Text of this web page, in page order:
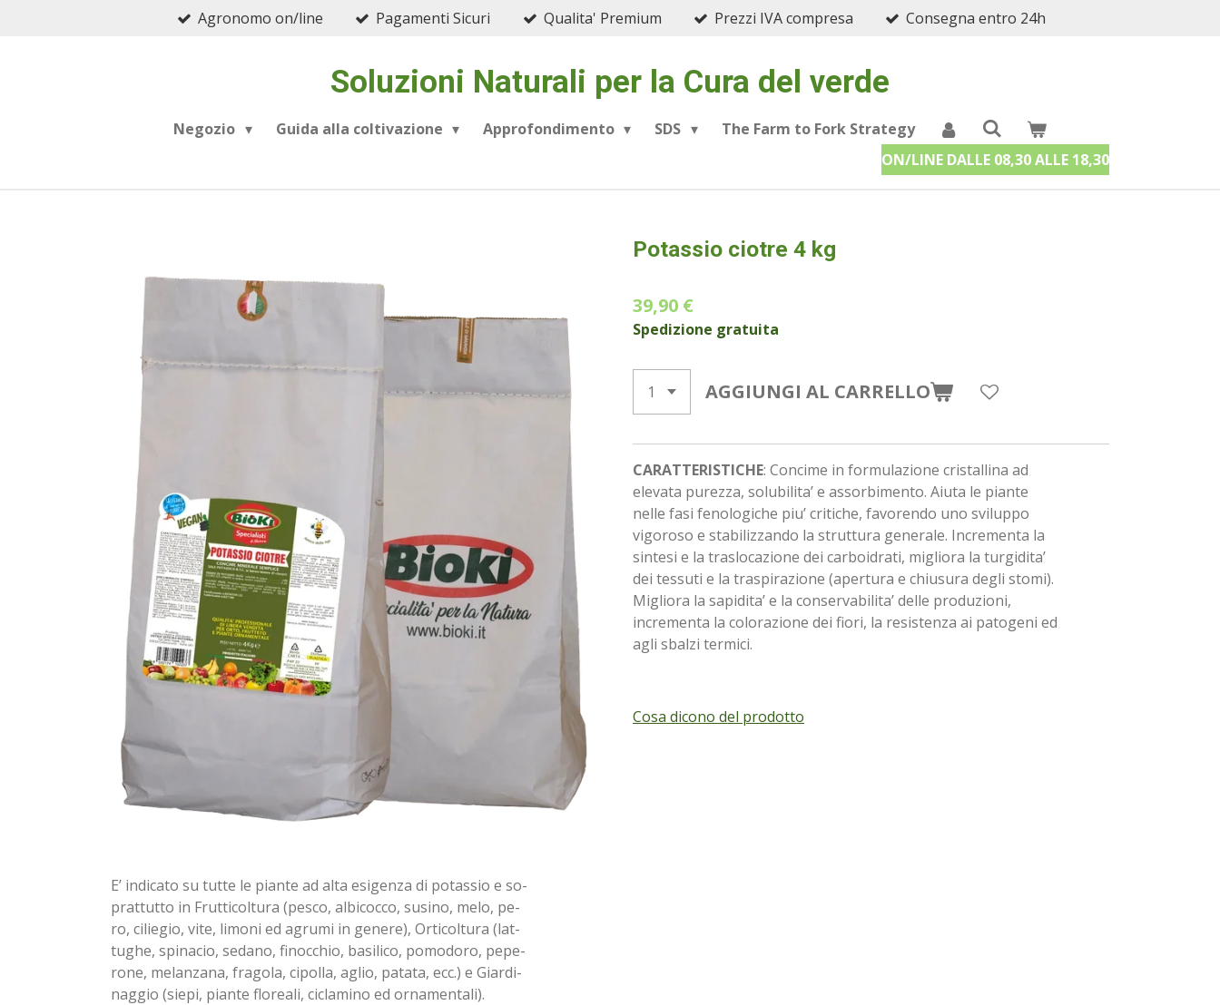
Agronomo on/line Pagamenti Sicuri Qualita' Premium Prezzi IVA compresa Consegna entro 24h
Soluzioni Naturali per la Cura del verde
Negozio Guida alla coltivazione Approfondimento SDS
The Farm to Fork Strategy
ON/LINE DALLE 08,30 ALLE 18,30
Potassio ciotre 4 kg
39,90 €
Spedizione gratuita
AGGIUNGI AL CARRELLO
CARATTERISTICHE: Concime in formulazione cristallina ad
elevata purezza, solubilita’ e assorbimento. Aiuta le piante
nelle fasi fenologiche piu’ critiche, favorendo uno sviluppo
vigoroso e stabilizzando la struttura generale. Incrementa la
sintesi e la traslocazione dei carboidrati, migliora la turgidita’
dei tessuti e la traspirazione (apertura e chiusura degli stomi).
Migliora la sapidita’ e la conservabilita’ delle produzioni,
incrementa la colorazione dei fiori, la resistenza ai patogeni ed
agli sbalzi termici.
Cosa dicono del prodotto
E’ indicato su tutte le piante ad alta esigenza di potassio e so-
prattutto in Frutticoltura (pesco, albicocco, susino, melo, pe-
ro, ciliegio, vite, limoni ed agrumi in genere), Orticoltura (lat-
tughe, spinacio, sedano, finocchio, basilico, pomodoro, pepe-
rone, melanzana, fragola, cipolla, aglio, patata, ecc.) e Giardi-
naggio (siepi, piante floreali, ciclamino ed ornamentali).